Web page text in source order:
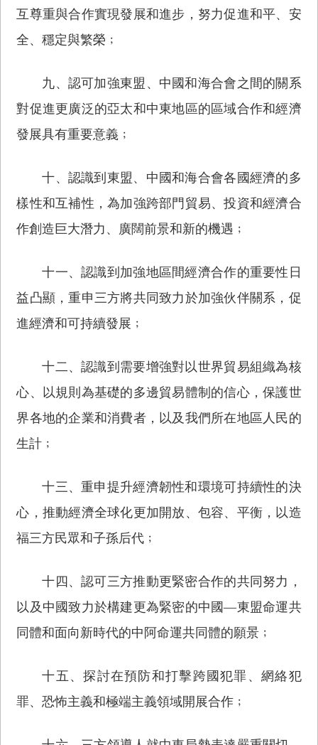
互尊重與合作實現發展和進步，努力促進和平、安
全、穩定與繁榮﹔
九、認可加強東盟、中國和海合會之間的關系
對促進更廣泛的亞太和中東地區的區域合作和經濟
發展具有重要意義﹔
十、認識到東盟、中國和海合會各國經濟的多
樣性和互補性，為加強跨部門貿易、投資和經濟合
作創造巨大潛力、廣闊前景和新的機遇﹔
十一、認識到加強地區間經濟合作的重要性日
益凸顯，重申三方將共同致力於加強伙伴關系，促
進經濟和可持續發展﹔
十二、認識到需要增強對以世界貿易組織為核
心、以規則為基礎的多邊貿易體制的信心，保護世
界各地的企業和消費者，以及我們所在地區人民的
生計﹔
十三、重申提升經濟韌性和環境可持續性的決
心，推動經濟全球化更加開放、包容、平衡，以造
福三方民眾和子孫后代﹔
十四、認可三方推動更緊密合作的共同努力，
以及中國致力於構建更為緊密的中國—東盟命運共
同體和面向新時代的中阿命運共同體的願景﹔
十五、探討在預防和打擊跨國犯罪、網絡犯
罪、恐怖主義和極端主義領域開展合作﹔